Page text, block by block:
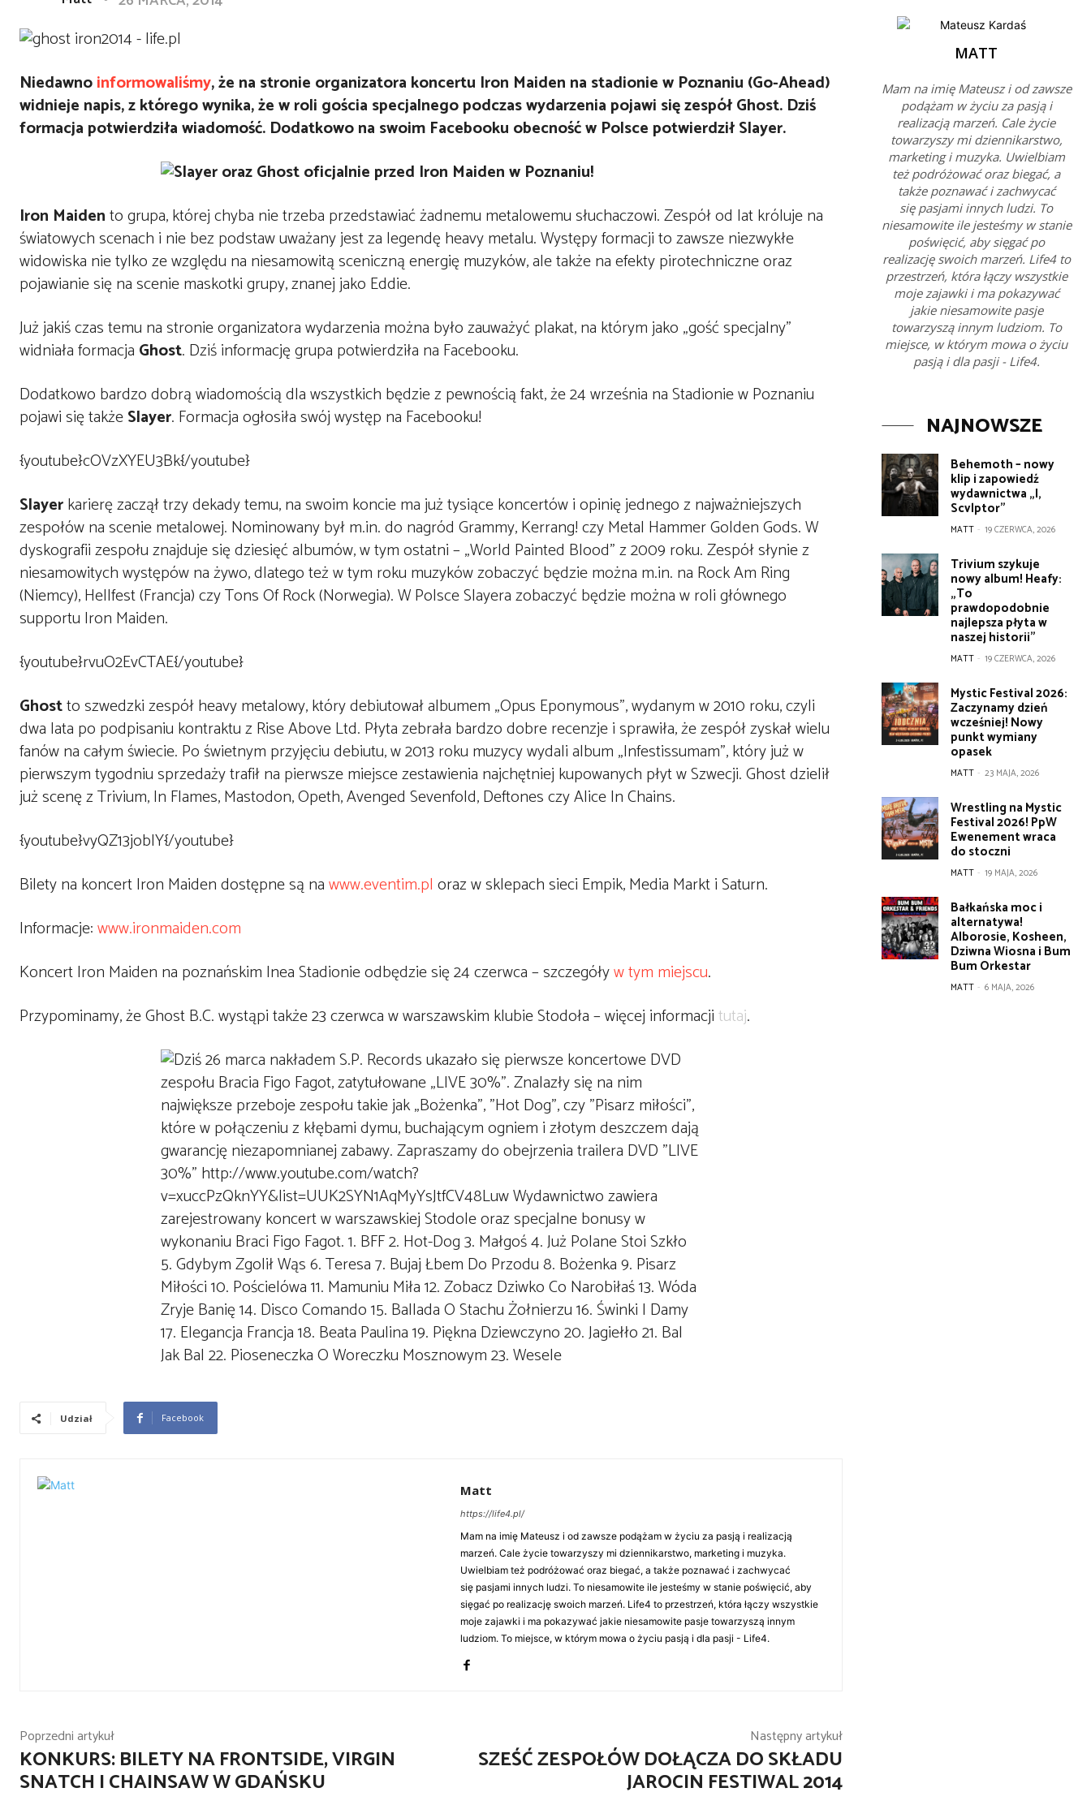
Niedawnoinformowaliśmy, że na stronie organizatora koncertu Iron Maiden na stadionie w Poznaniu (Go-Ahead)
widnieje napis, z którego wynika, że w roli gościa specjalnego podczas wydarzenia pojawi się zespół Ghost. Dziś
formacja potwierdziła wiadomość. Dodatkowo na swoim Facebooku obecność w Polsce potwierdził Slayer.
Iron Maidento grupa, której chyba nie trzeba przedstawiać żadnemu metalowemu słuchaczowi. Zespół od lat króluje na
światowych scenach i nie bez podstaw uważany jest za legendę heavy metalu. Występy formacji to zawsze niezwykłe
widowiska nie tylko ze względu na niesamowitą sceniczną energię muzyków, ale także na efekty pirotechniczne oraz
pojawianie się na scenie maskotki grupy, znanej jako Eddie.
Już jakiś czas temu na stronie organizatora wydarzenia można było zauważyć plakat, na którym jako „gość specjalny”
widniała formacja Ghost. Dziś informację grupa potwierdziła na Facebooku.
Dodatkowo bardzo dobrą wiadomością dla wszystkich będzie z pewnością fakt, że 24 września na Stadionie w Poznaniu
pojawi się takżeSlayer. Formacja ogłosiła swój występ na Facebooku!
{youtube}cOVzXYEU3Bk{/youtube}
Slayerkarierę zaczął trzy dekady temu, na swoim koncie ma już tysiące koncertów i opinię jednego z najważniejszych
zespołów na scenie metalowej. Nominowany był m.in. do nagród Grammy, Kerrang! czy Metal Hammer Golden Gods. W
dyskografii zespołu znajduje się dziesięć albumów, w tym ostatni – „World Painted Blood” z 2009 roku. Zespół słynie z
niesamowitych występów na żywo, dlatego też w tym roku muzyków zobaczyć będzie można m.in. na Rock Am Ring
(Niemcy), Hellfest (Francja) czy Tons Of Rock (Norwegia). W Polsce Slayera zobaczyć będzie można w roli głównego
supportu Iron Maiden.
{youtube}rvuO2EvCTAE{/youtube}
Ghostto szwedzki zespół heavy metalowy, który debiutował albumem „Opus Eponymous”, wydanym w 2010 roku, czyli
dwa lata po podpisaniu kontraktu z Rise Above Ltd. Płyta zebrała bardzo dobre recenzje i sprawiła, że zespół zyskał wielu
fanów na całym świecie. Po świetnym przyjęciu debiutu, w 2013 roku muzycy wydali album „Infestissumam”, który już w
pierwszym tygodniu sprzedaży trafił na pierwsze miejsce zestawienia najchętniej kupowanych płyt w Szwecji. Ghost dzielił
już scenę z Trivium, In Flames, Mastodon, Opeth, Avenged Sevenfold, Deftones czy Alice In Chains.
{youtube}vyQZ13jobIY{/youtube}
Bilety na koncert Iron Maiden dostępne są nawww.eventim.pl oraz w sklepach sieci Empik, Media Markt i Saturn.
Informacje:www.ironmaiden.com
Koncert Iron Maiden na poznańskim Inea Stadionie odbędzie się 24 czerwca – szczegóływ tym miejscu.
Przypominamy, że Ghost B.C. wystąpi także 23 czerwca w warszawskim klubie Stodoła – więcej informacjitutaj.
Udział Facebook
Matt
https://life4.pl/
Mam na imię Mateusz i od zawsze podążam w życiu za pasją i realizacją
marzeń. Cale życie towarzyszy mi dziennikarstwo, marketing i muzyka.
Uwielbiam też podróżować oraz biegać, a także poznawać i zachwycać
się pasjami innych ludzi. To niesamowite ile jesteśmy w stanie poświęcić, aby
sięgać po realizację swoich marzeń. Life4 to przestrzeń, która łączy wszystkie
moje zajawki i ma pokazywać jakie niesamowite pasje towarzyszą innym
ludziom. To miejsce, w którym mowa o życiu pasją i dla pasji - Life4.
Poprzedni artykuł
KONKURS: BILETY NA FRONTSIDE, VIRGIN
SNATCH I CHAINSAW W GDAŃSKU
Następny artykuł
SZEŚĆ ZESPOŁÓW DOŁĄCZA DO SKŁADU
JAROCIN FESTIWAL 2014
MATT
Mam na imię Mateusz i od zawsze
podążam w życiu za pasją i
realizacją marzeń. Cale życie
towarzyszy mi dziennikarstwo,
marketing i muzyka. Uwielbiam
też podróżować oraz biegać, a
także poznawać i zachwycać
się pasjami innych ludzi. To
niesamowite ile jesteśmy w stanie
poświęcić, aby sięgać po
realizację swoich marzeń. Life4 to
przestrzeń, która łączy wszystkie
moje zajawki i ma pokazywać
jakie niesamowite pasje
towarzyszą innym ludziom. To
miejsce, w którym mowa o życiu
pasją i dla pasji - Life4.
NAJNOWSZE
Behemoth – nowy
klip i zapowiedź
wydawnictwa „I,
Scvlptor”
MATT - 19 CZERWCA, 2026
Trivium szykuje
nowy album! Heafy:
„To
prawdopodobnie
najlepsza płyta w
naszej historii”
MATT - 19 CZERWCA, 2026
Mystic Festival 2026:
Zaczynamy dzień
wcześniej! Nowy
punkt wymiany
opasek
MATT - 23 MAJA, 2026
Wrestling na Mystic
Festival 2026! PpW
Ewenement wraca
do stoczni
MATT - 19 MAJA, 2026
Bałkańska moc i
alternatywa!
Alborosie, Kosheen,
Dziwna Wiosna i Bum
Bum Orkestar
MATT - 6 MAJA, 2026